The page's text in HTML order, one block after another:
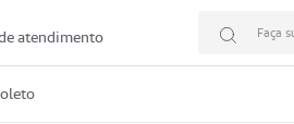
atendimento Faça